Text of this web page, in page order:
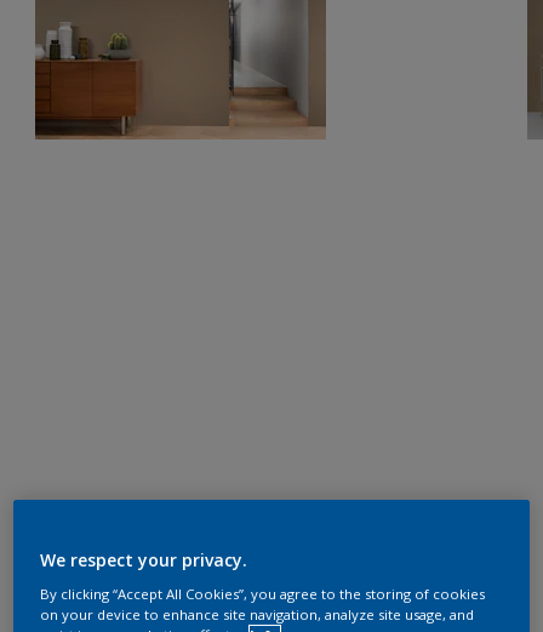
We respect your privacy.
By clicking “Accept All Cookies”, you agree to the storing of cookies
on your device to enhance site navigation, analyze site usage, and